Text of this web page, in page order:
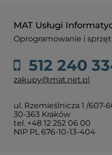
MAT Usługi
Oprogramowanie i
512 240
zakupy@mat.net.pl
ul. Rzemieślnicza 1 /607-
30-363 Kraków
tel. +48 12 252 06 00
NIP PL 676-10-13-404